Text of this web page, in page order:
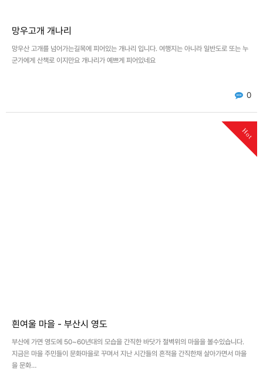
망우고개 개나리
망우산 고개를 넘어가는길목에 피어있는 개나리 입니다. 여행지는 아니라 일반도로 또는 누
군가에게 산책로 이지만요 개나리가 예쁘게 피어있네요
0
Hot
흰여울 마을 - 부산시 영도
부산에 가면 영도에 50~60년대의 모습을 간직한 바닷가 절벽위의 마을을 볼수있습니다.
지금은 마을 주민들이 문화마을로 꾸며서 지난 시간들의 흔적을 간직한채 살아가면서 마을
을 문화…